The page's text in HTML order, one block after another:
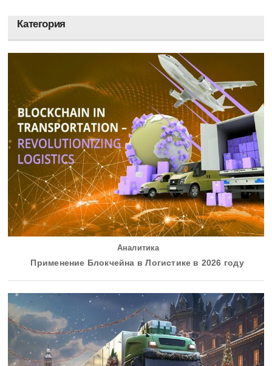
Категория
Аналитика
Применение Блокчейна в Логистике в 2026 году